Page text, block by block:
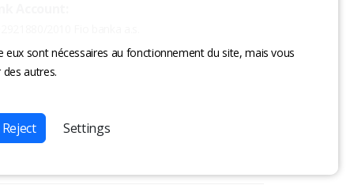
eux sont nécessaires au fonctionnement du site, mais vous
autres.
Reject Settings